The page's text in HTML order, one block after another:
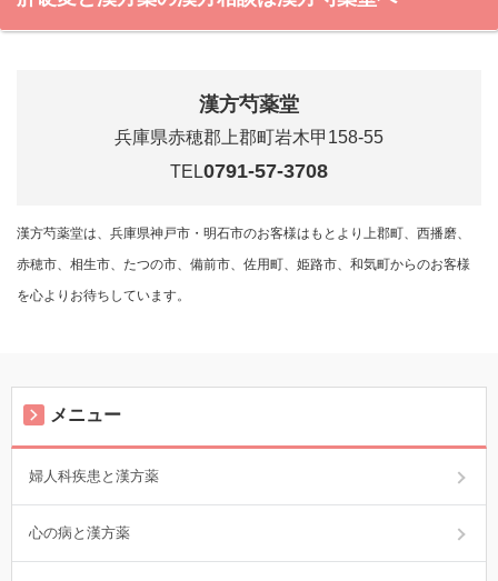
漢方芍薬堂
兵庫県赤穂郡上郡町岩木甲158-55
TEL0791-57-3708
漢方芍薬堂は、兵庫県神戸市・明石市のお客様はもとより上郡町、西播磨、
赤穂市、相生市、たつの市、備前市、佐用町、姫路市、和気町からのお客様
を心よりお待ちしています。
メニュー
婦人科疾患と漢方薬
心の病と漢方薬